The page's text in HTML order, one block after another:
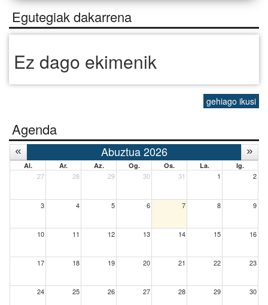
Egutegiak dakarrena
Ez dago ekimenik
gehiago ikusi
Agenda
Abuztua 2026
Al. Ar. Az. Og. Os. La. Ig.
27 28 29 30 31 1 2
3 4 5 6 7 8 9
10 11 12 13 14 15 16
17 18 19 20 21 22 23
24 25 26 27 28 29 30